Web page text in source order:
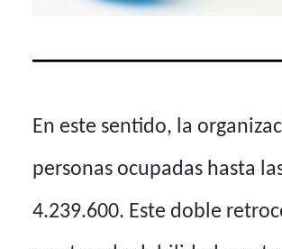
En este sentido, la
personas ocupadas hasta
4.239.600. Este doble